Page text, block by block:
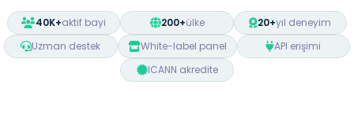
40K+aktif bayi 200+ülke 20+yıl deneyim
Uzman destek
White-label panel
API erişimi
ICANN akredite